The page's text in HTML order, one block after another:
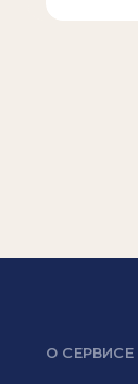
О СЕРВИСЕ